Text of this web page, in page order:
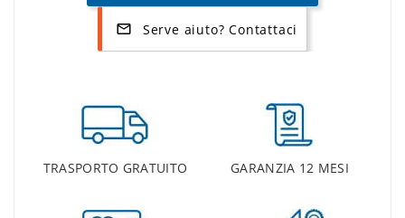
mail_outline Serve aiuto? Contattaci
TRASPORTO GRATUITO GARANZIA 12 MESI